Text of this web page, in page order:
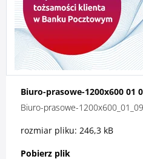
Biuro-prasowe-1200x600 01
Biuro-prasowe-
rozmiar pliku: 246,3 kB
Pobierz plik